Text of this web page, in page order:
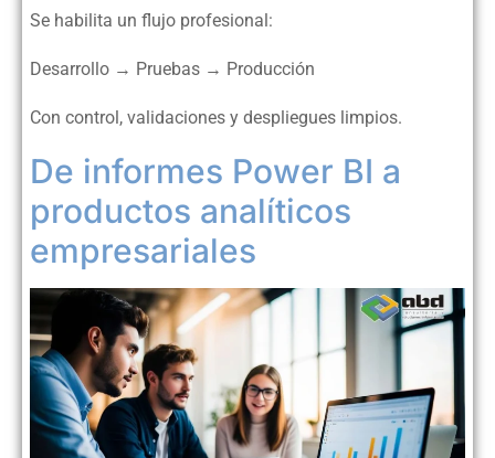
Se habilita un flujo profesional:
Desarrollo → Pruebas → Producción
Con control, validaciones y despliegues limpios.
De informes Power BI a
productos analíticos
empresariales